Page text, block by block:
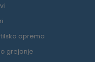
oprema
grejanje